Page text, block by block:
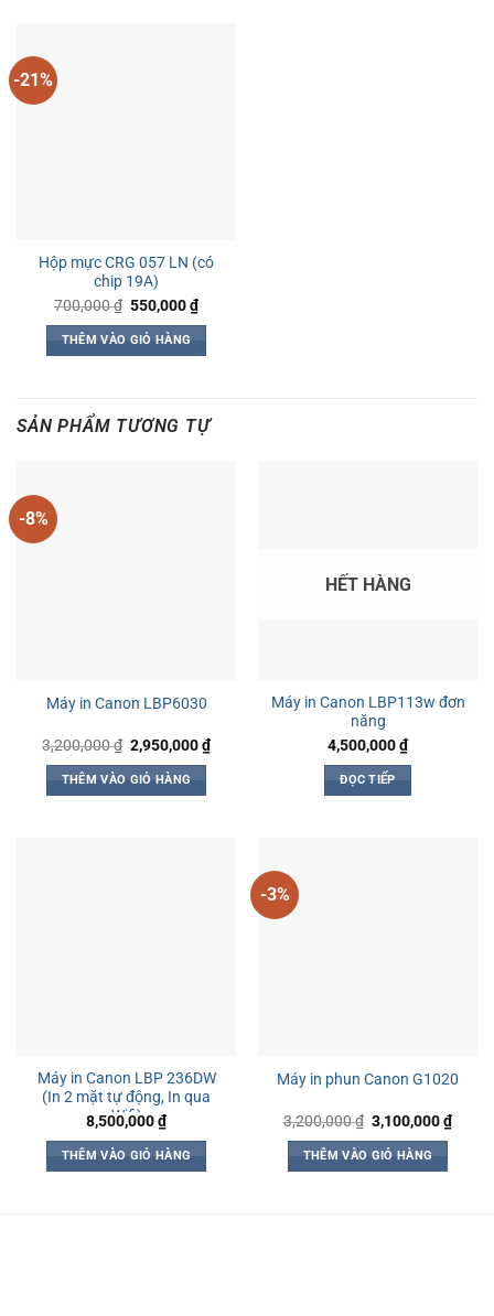
-21%
Hộp mực CRG 057 LN (có
chip 19A)
700,000₫ Giá
là:
700,000 ₫.
550,000₫Giá
hiện
550,000 ₫.
THÊM VÀO GIỎ HÀNG
SẢN PHẨM TƯƠNG TỰ
-8%
Máy in Canon LBP6030
3,200,000₫ Giá
gốc
là:
3,200,000 ₫.
2,950,000₫Giá
hiện
THÊM VÀO GIỎ HÀNG
HẾT HÀNG
Máy in Canon LBP113w đơn
năng
4,500,000₫
ĐỌC TIẾP
Máy in Canon LBP 236DW
(In 2 mặt tự động, In qua
Wifi)
8,500,000₫
THÊM VÀO GIỎ HÀNG
-3%
Máy in phun Canon G1020
3,200,000₫ Giá
gốc
là:
3,200,000 ₫.
3,100,000₫Giá
hiện
THÊM VÀO GIỎ HÀNG